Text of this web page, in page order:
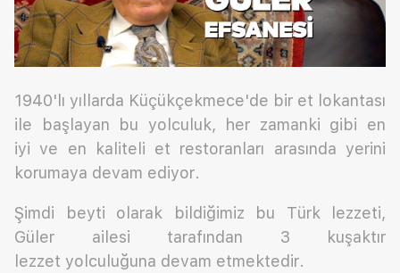
1940'lı yıllarda Küçükçekmece'de bir et lokantası
ile başlayan bu yolculuk, her zamanki gibi en
iyi ve en kaliteli et restoranları arasında yerini
korumaya devam ediyor.
Şimdi beyti olarak bildiğimiz bu Türk lezzeti,
Güler ailesi tarafından 3 kuşaktır
lezzet yolculuğuna devam etmektedir.